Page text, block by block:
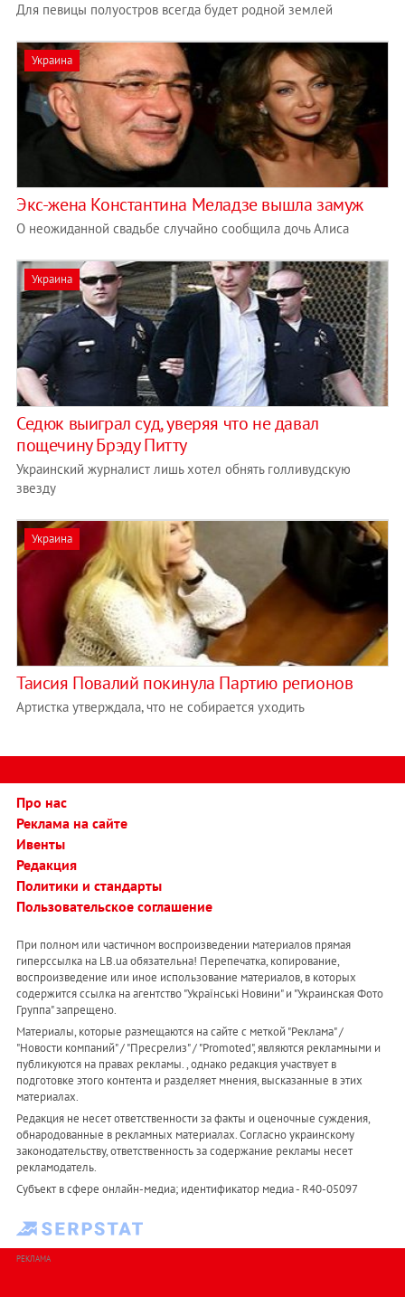
Для певицы полуостров всегда будет родной землей
Украина
Экс-жена Константина Меладзе вышла замуж
О неожиданной свадьбе случайно сообщила дочь Алиса
Украина
Седюк выиграл суд, уверяя что не давал
пощечину Брэду Питту
Украинский журналист лишь хотел обнять голливудскую
звезду
Украина
Таисия Повалий покинула Партию регионов
Артистка утверждала, что не собирается уходить
Про нас
Реклама на сайте
Ивенты
Редакция
Политики и стандарты
Пользовательское соглашение
При полном или частичном воспроизведении материалов прямая
гиперссылка на LB.ua обязательна! Перепечатка, копирование,
воспроизведение или иное использование материалов, в которых
содержится ссылка на агентство "Українськi Новини" и "Украинская Фото
Группа" запрещено.
Материалы, которые размещаются на сайте с меткой "Реклама" /
"Новости компаний" / "Пресрелиз" / "Promoted", являются рекламными и
публикуются на правах рекламы. , однако редакция участвует в
подготовке этого контента и разделяет мнения, высказанные в этих
материалах.
Редакция не несет ответственности за факты и оценочные суждения,
обнародованные в рекламных материалах. Согласно украинскому
законодательству, ответственность за содержание рекламы несет
рекламодатель.
Субъект в сфере онлайн-медиа; идентификатор медиа - R40-05097
РЕКЛАМА